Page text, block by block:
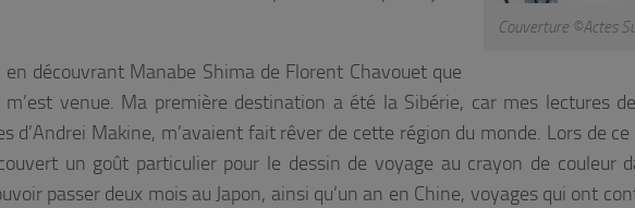
Couverture ©Actes
en découvrant Manabe Shimade Florent Chavouet que
venue. Ma première destination a été la Sibérie, car mes lectures
d’Andrei Makine, m’avaient fait rêver de cette région du monde. Lors de
un goût particulier pour le dessin de voyage au crayon de couleur
passer deux mois au Japon, ainsi qu’un an en Chine, voyages qui ont